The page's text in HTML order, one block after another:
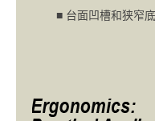
■ 台面凹槽和狭窄